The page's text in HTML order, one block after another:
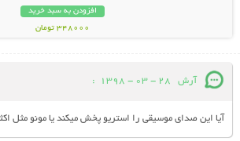
افزودن به سبد خرید
348000 تومان
آرش 28 - 03 - 1398
:
آیا این صدای موسیقی را استریو پخش میکند یا مونو مثل